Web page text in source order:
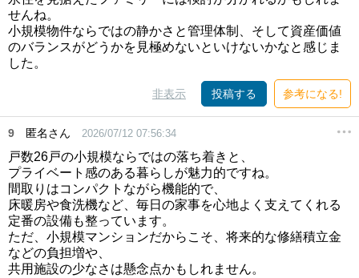
せんね。
小規模物件ならではの静かさと管理体制、そして資産価値
のバランスがどうかを見極めないといけないかなと感じま
した。
非表示 投稿する 参考になる!
9 匿名さん 2026/07/12 07:56:34
戸数26戸の小規模ならではの落ち着きと、
プライベート感のある暮らしが魅力的ですね。
間取りはコンパクトながら機能的で、
床暖房や食洗機など、毎日の家事を心地よく支えてくれる
定番の設備も整っています。
ただ、小規模マンションだからこそ、将来的な修繕積立金
などの負担増や、
共用施設の少なさは懸念点かもしれません。